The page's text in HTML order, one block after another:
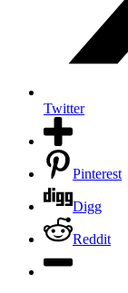
Twitter
Pinterest
Digg
Reddit